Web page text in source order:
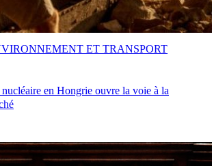
en Hongrie ouvre la voie à la
ET TRANSPORT